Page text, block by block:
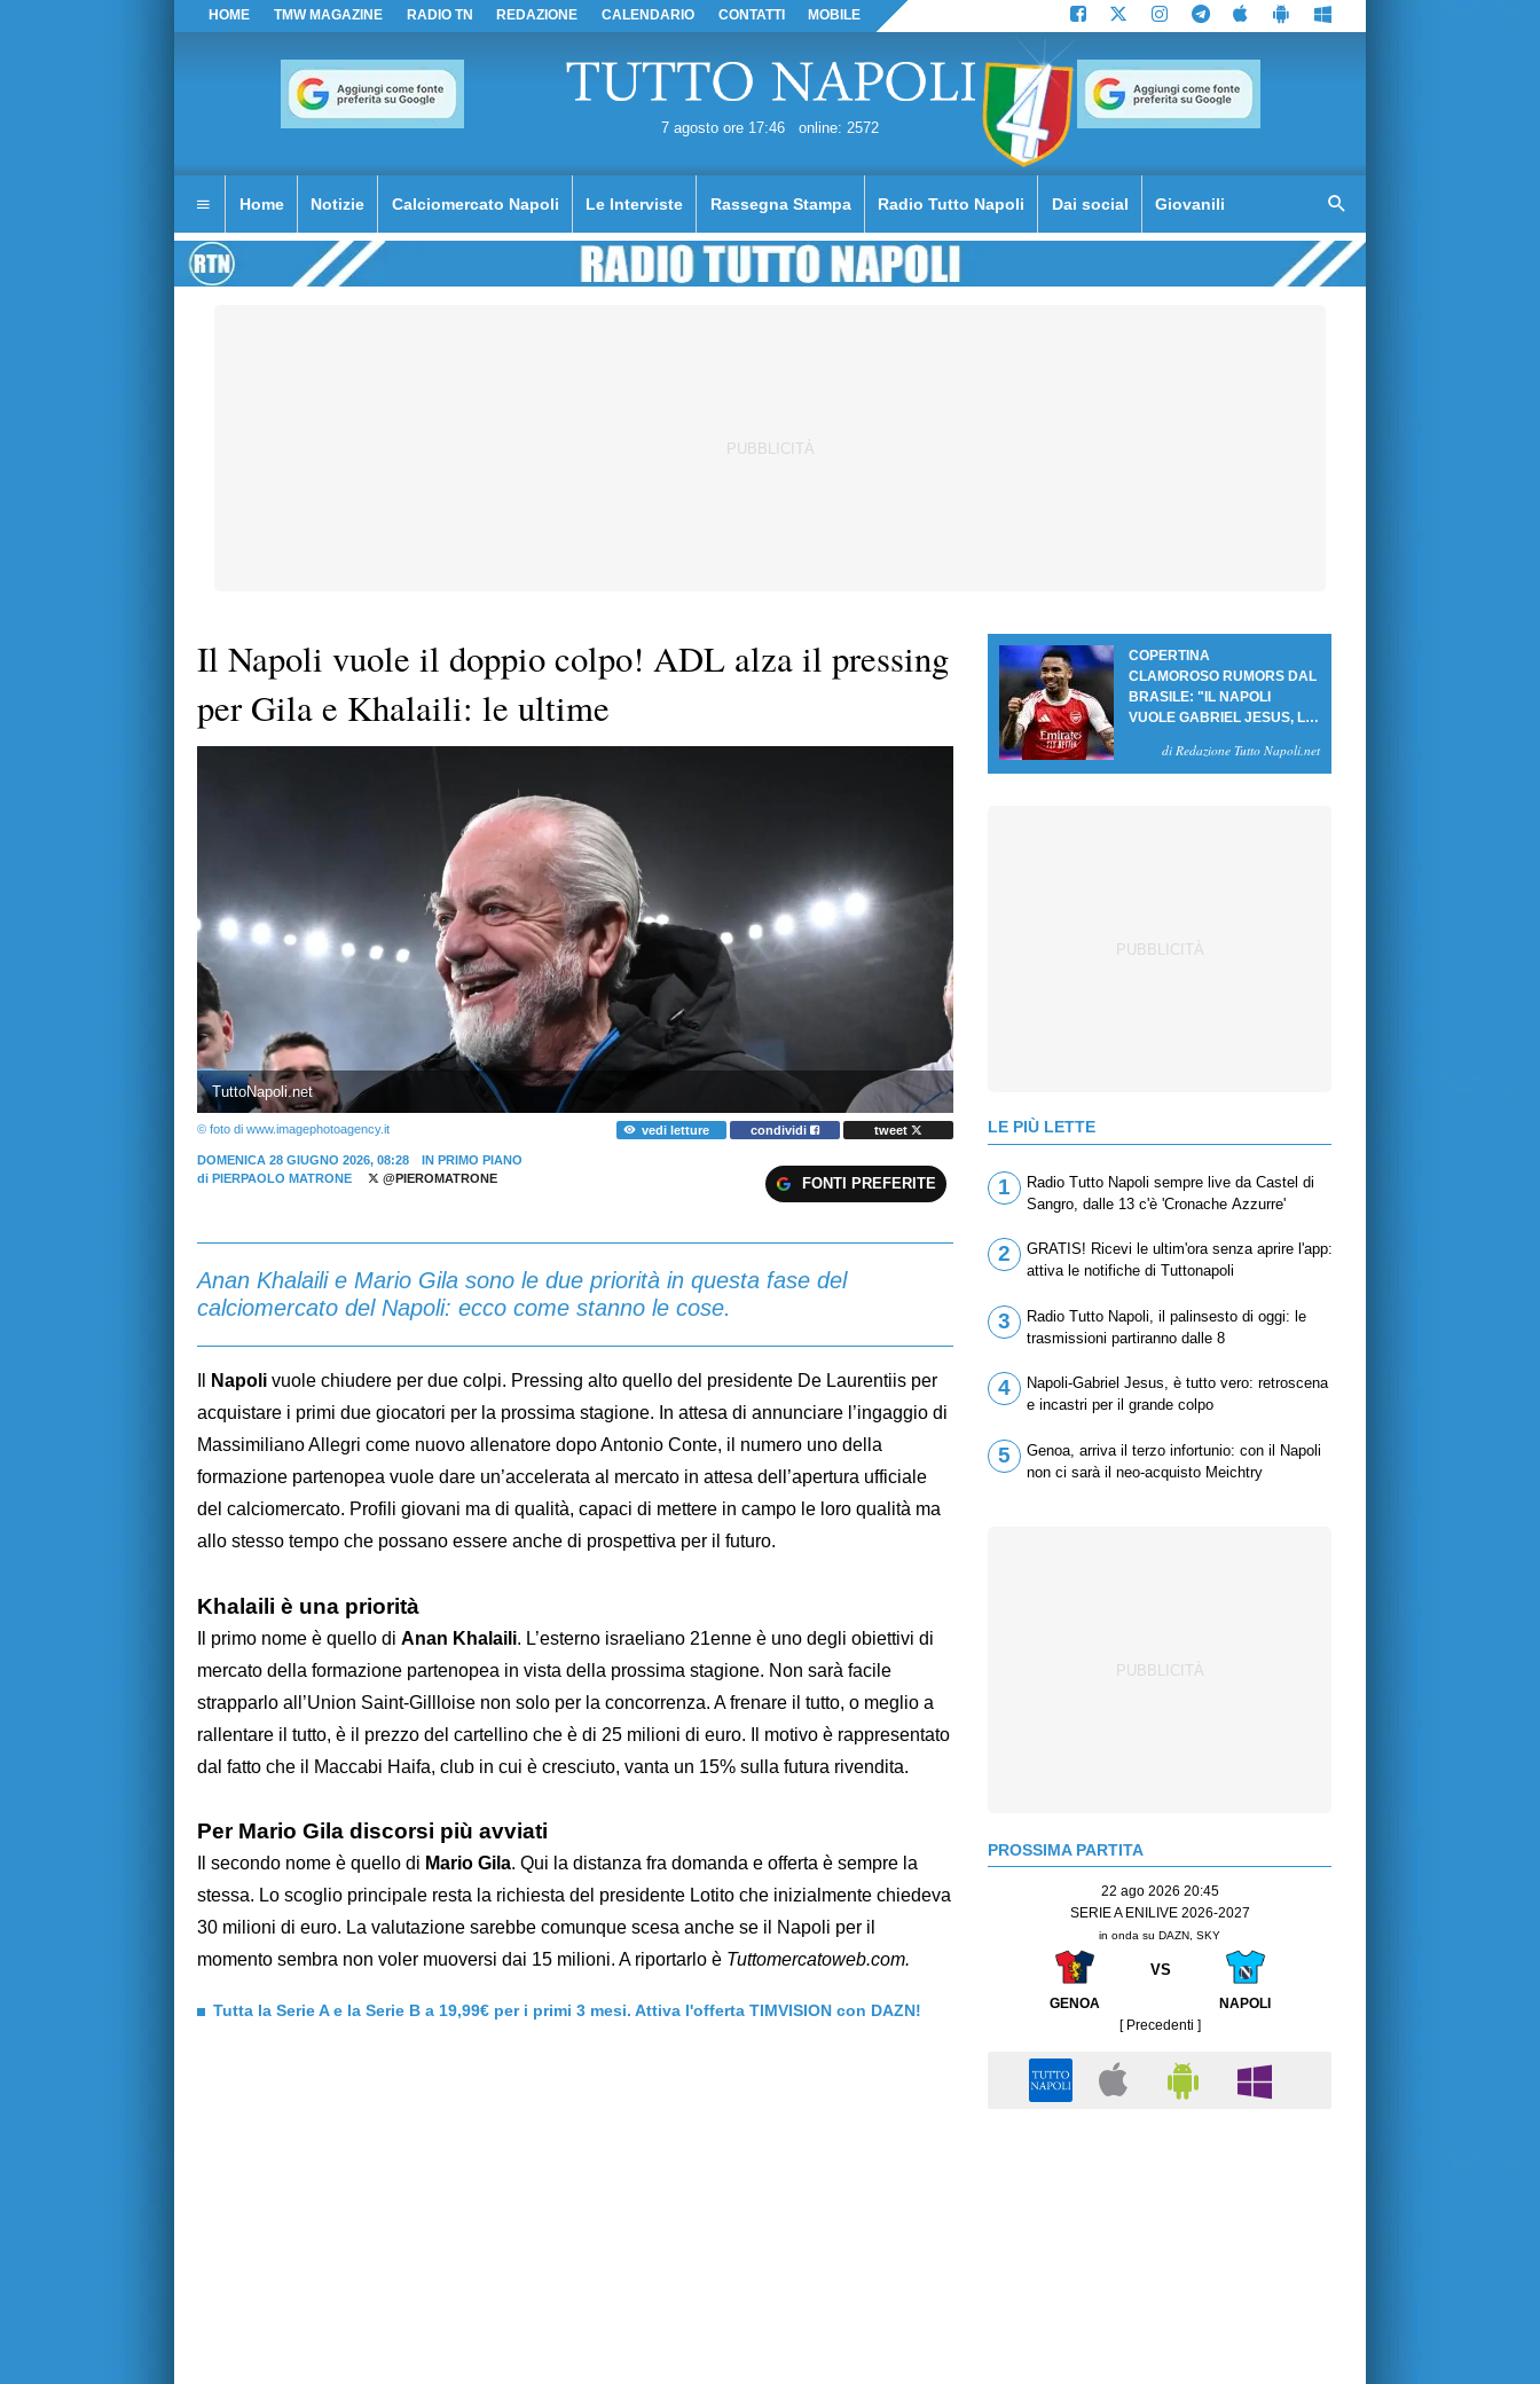
HOME TMW MAGAZINE RADIO TN REDAZIONE CALENDARIO CONTATTI MOBILE
7 agosto ore 17:46 online: 2572
Home Notizie Calciomercato Napoli Le Interviste Rassegna Stampa Radio Tutto Napoli Dai social Giovanili
Il Napoli vuole il doppio colpo! ADL alza il pressing
per Gila e Khalaili: le ultime
TuttoNapoli.net
© foto di www.imagephotoagency.it vedi letture condividi tweet
DOMENICA 28 GIUGNO 2026, 08:28
IN PRIMO PIANO
di PIERPAOLO MATRONE @PIEROMATRONE FONTI PREFERITE
Anan Khalaili e Mario Gila sono le due priorità in questa fase del
calciomercato del Napoli: ecco come stanno le cose.
Napoli vuole chiudere per due colpi. Pressing alto quello del presidente De Laurentiis per
acquistare i primi due giocatori per la prossima stagione. In attesa di annunciare l’ingaggio di
Massimiliano Allegri come nuovo allenatore dopo Antonio Conte, il numero uno della
formazione partenopea vuole dare un’accelerata al mercato in attesa dell’apertura ufficiale
del calciomercato. Profili giovani ma di qualità, capaci di mettere in campo le loro qualità ma
allo stesso tempo che possano essere anche di prospettiva per il futuro.
Khalaili è una priorità
Il primo nome è quello di Anan Khalaili. L’esterno israeliano 21enne è uno degli obiettivi di
mercato della formazione partenopea in vista della prossima stagione. Non sarà facile
strapparlo all’Union Saint-Gillloise non solo per la concorrenza. A frenare il tutto, o meglio a
rallentare il tutto, è il prezzo del cartellino che è di 25 milioni di euro. Il motivo è rappresentato
dal fatto che il Maccabi Haifa, club in cui è cresciuto, vanta un 15% sulla futura rivendita.
Per Mario Gila discorsi più avviati
Il secondo nome è quello di Mario Gila. Qui la distanza fra domanda e offerta è sempre la
stessa. Lo scoglio principale resta la richiesta del presidente Lotito che inizialmente chiedeva
30 milioni di euro. La valutazione sarebbe comunque scesa anche se il Napoli per il
momento sembra non voler muoversi dai 15 milioni. A riportarlo è Tuttomercatoweb.com.
Tutta la Serie A e la Serie B a 19,99€ per i primi 3 mesi. Attiva l'offerta TIMVISION con DAZN!
COPERTINA
CLAMOROSO RUMORS DAL
BRASILE: "IL NAPOLI
VUOLE GABRIEL JESUS, LE
di Redazione Tutto Napoli.net
LE PIÙ LETTE
1
Radio Tutto Napoli sempre live da Castel di
Sangro, dalle 13 c'è 'Cronache Azzurre'
2
GRATIS! Ricevi le ultim'ora senza aprire l'app:
attiva le notifiche di Tuttonapoli
3
Radio Tutto Napoli, il palinsesto di oggi: le
trasmissioni partiranno dalle 8
4
Napoli-Gabriel Jesus, è tutto vero: retroscena
e incastri per il grande colpo
5
Genoa, arriva il terzo infortunio: con il Napoli
non ci sarà il neo-acquisto Meichtry
PROSSIMA PARTITA
22 ago 2026 20:45
SERIE A ENILIVE 2026-2027
in onda su DAZN, SKY
VS
GENOA
NAPOLI
[ Precedenti ]